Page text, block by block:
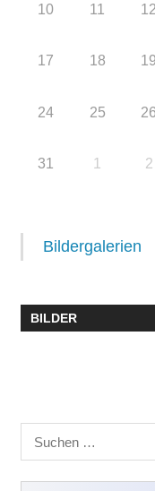
10 11 12
17 18 19
24 25 26
31 1 2
Bildergalerien
BILDER
nach: